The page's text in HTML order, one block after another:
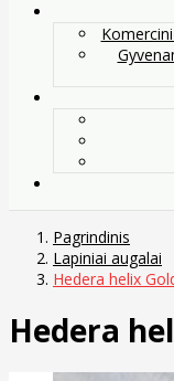
Pagrindinis
Lapiniai augalai
Hedera helix
Hedera